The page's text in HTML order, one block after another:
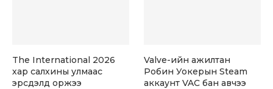
The International 2026
хар салхины улмаас
эрсдэлд оржээ
Valve-ийн ажилтан
Робин Уокерын Steam
аккаунт VAC бан авчээ